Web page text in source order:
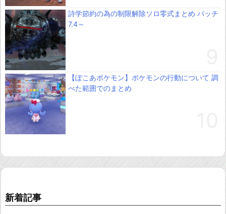
詩学節約の為の制限解除ソロ零式まとめ パッチ
7.4～
【ぽこあポケモン】ポケモンの行動について 調
べた範囲でのまとめ
新着記事